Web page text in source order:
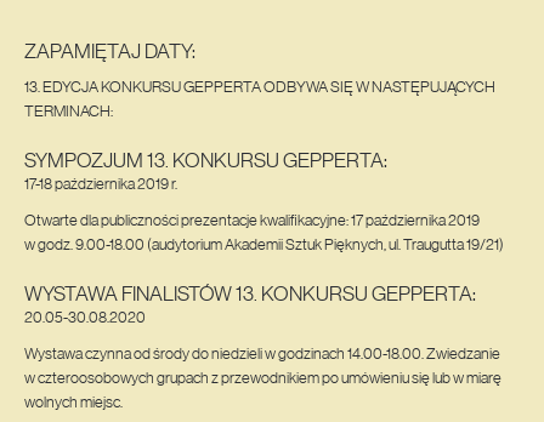
ZAPAMIĘTAJ DATY:
13. EDYCJA KONKURSU GEPPERTA ODBYWA SIĘ W NASTĘPUJĄCYCH
TERMINACH:
SYMPOZJUM 13. KONKURSU GEPPERTA:
17-18 października 2019 r.
Otwarte dla publiczności prezentacje kwalifikacyjne: 17 października 2019
w godz. 9.00-18.00 (audytorium Akademii Sztuk Pięknych, ul. Traugutta 19/21)
WYSTAWA FINALISTÓW 13. KONKURSU GEPPERTA:
20.05-30.08.2020
Wystawa czynna od środy do niedzieli w godzinach 14.00-18.00. Zwiedzanie
w czteroosobowych grupach z przewodnikiem po umówieniu się lub w miarę
wolnych miejsc.